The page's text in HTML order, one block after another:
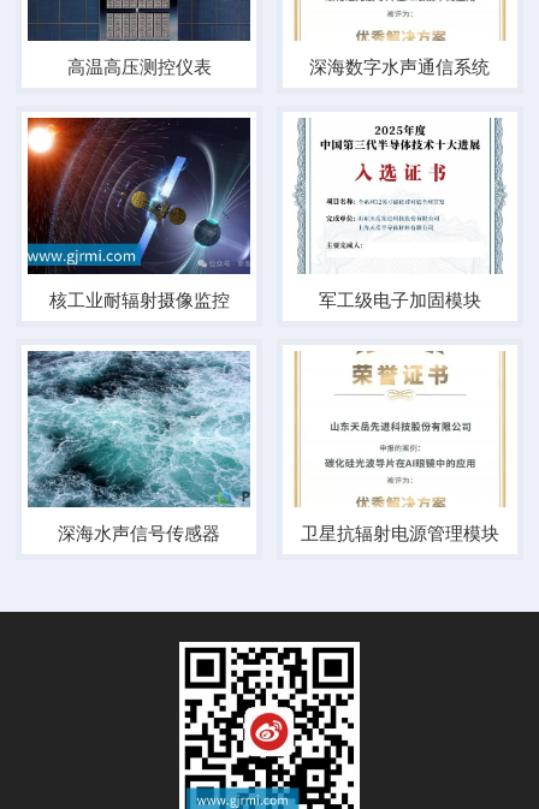
高温高压测控仪表 深海数字水声通信系统
核工业耐辐射摄像监控 军工级电子加固模块
深海水声信号传感器 卫星抗辐射电源管理模块